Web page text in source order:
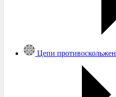
Цепи